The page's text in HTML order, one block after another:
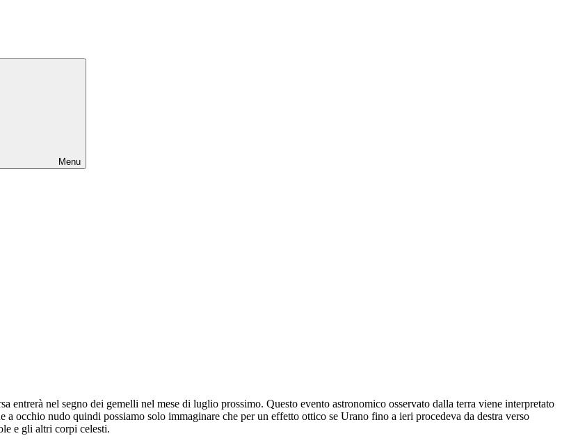
Menu
entrerà nel segno dei gemelli nel mese di luglio prossimo. Questo evento astronomico osservato dalla terra viene interpretato
occhio nudo quindi possiamo solo immaginare che per un effetto ottico se Urano fino a ieri procedeva da destra verso
e gli altri corpi celesti.